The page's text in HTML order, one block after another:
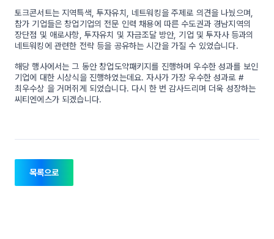
토크콘서트는 지역특색, 투자유치, 네트워킹을 주제로 의견을 나눴으며,
참가 기업들은 창업기업의 전문 인력 채용에 따른 수도권과 경남지역의
장단점 및 애로사항, 투자유치 및 자금조달 방안, 기업 및 투자사 등과의
네트워킹에 관련한 전략 등을 공유하는 시간을 가질 수 있었습니다.
해당 행사에서는 그 동안 창업도약패키지를 진행하며 우수한 성과를 보인
기업에 대한 시상식을 진행하였는데요. 자사가 가장 우수한 성과로 #
최우수상 을 거머쥐게 되었습니다. 다시 한 번 감사드리며 더욱 성장하는
씨티엔에스가 되겠습니다.
목록으로